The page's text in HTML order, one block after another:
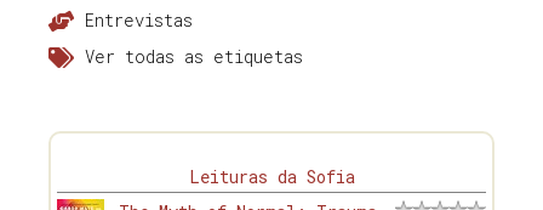
Entrevistas
Ver todas as etiquetas
Leituras da Sofia